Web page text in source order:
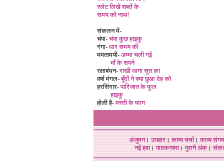
स्लेट लिखे शब्दों के
समय को नाथ!
संकलन में-
चंपा-चंपा कुछ हाइकु
गंगा- धार समय की
ममतामयी- अम्मा चली गई
माँ के सपने
रक्षाबंधन-राखी धागा सूत का
वर्षा मंगल-बूँदों ने क्या छुआ देह को
हरसिंगार-पारिजात के फूल
हाइकु
होली है-मस्ती के फाग
अंजुमन।उपहार।काव्य चर्चा।काव्य संगम
नई हवा। पाठकनामा। पुराने अंक।